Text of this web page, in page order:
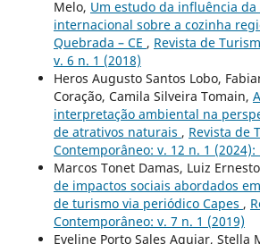
Melo, Um estudo da influência da
internacional sobre a cozinha
Quebrada – CE , Revista de
v. 6 n. 1 (2018)
Heros Augusto Santos Lobo,
Coração, Camila Silveira Tomain,
interpretação ambiental na
de atrativos naturais , Revista de
Contemporâneo: v. 12 n. 1 (2024):
Marcos Tonet Damas, Luiz
de impactos sociais abordados
de turismo via periódico Capes ,
Contemporâneo: v. 7 n. 1 (2019)
Eveline Porto Sales Aguiar, Stella